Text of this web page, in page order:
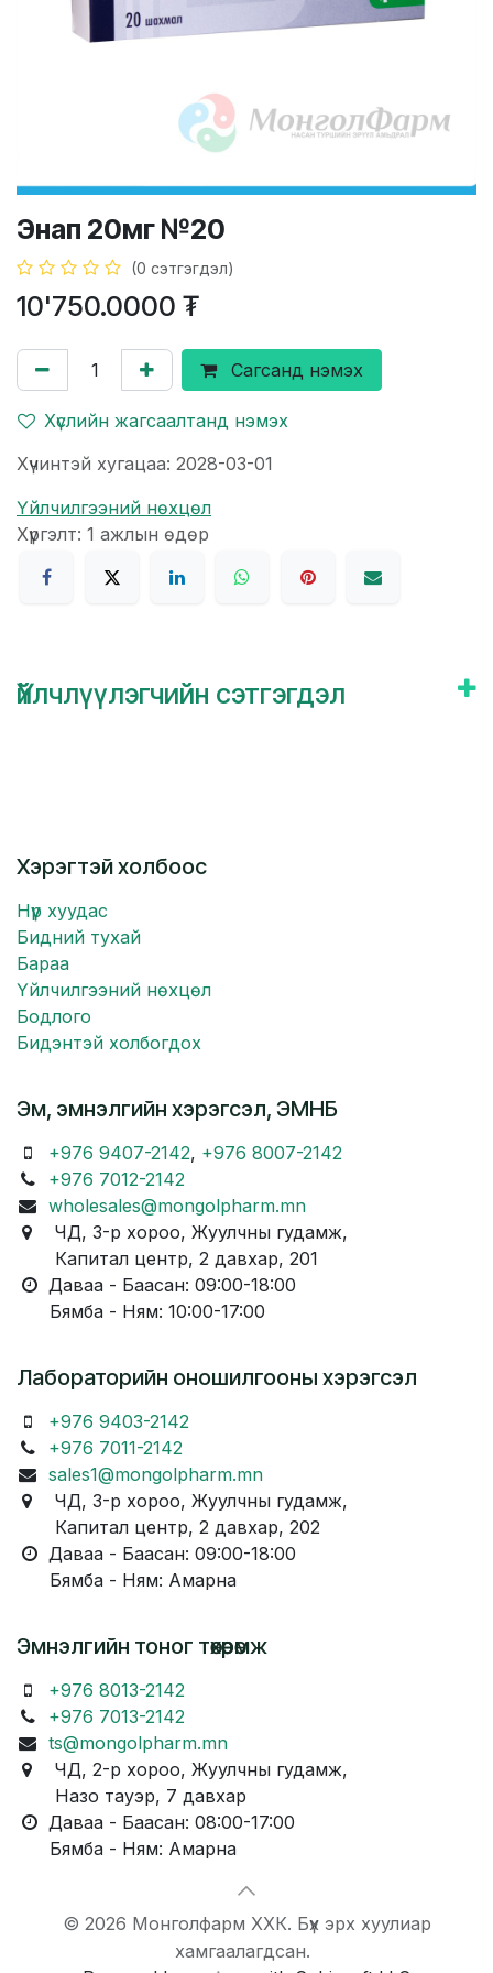
Энап 20мг №20
(0 сэтгэгдэл)
10'750.0000 ₮
Сагсанд нэмэх
Хүслийн жагсаалтанд нэмэх
Хүчинтэй хугацаа: 2028-03-01
Үйлчилгээний нөхцөл
Хүргэлт: 1 ажлын өдөр
Үйлчлүүлэгчийн сэтгэгдэл
Хэрэгтэй холбоос
Нүүр хуудас
Бидний тухай
Бараа
Үйлчилгээний нөхцөл
Бодлого
Бидэнтэй холбогдох
Эм, эмнэлгийн хэрэгсэл, ЭМНБ
+976 9407-2142, +976 8007-2142
+976 7012-2142
wholesales@mongolpharm.mn
ЧД, 3-р хороо, Жуулчны гудамж,
Капитал центр, 2 давхар, 201
Даваа - Баасан: 09:00-18:00
Бямба - Ням: 10:00-17:00
Лабораторийн оношилгооны хэрэгсэл
+976 9403-2142
+976 7011-2142
sales1@mongolpharm.mn
ЧД, 3-р хороо, Жуулчны гудамж,
Капитал центр, 2 давхар, 202
Даваа - Баасан: 09:00-18:00
Бямба - Ням: Амарна
Эмнэлгийн тоног төхөөрөмж
+976 8013-2142
+976 7013-2142
ts@mongolpharm.mn
ЧД, 2-р хороо, Жуулчны гудамж,
Назо тауэр, 7 давхар
Даваа - Баасан: 08:00-17:00
Бямба - Ням: Амарна
© 2026 Монголфарм ХХК. Бүх эрх хуулиар
хамгаалагдсан.